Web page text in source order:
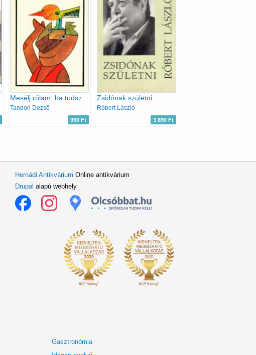
Mesélj rólam, ha tudsz
Tandori Dezső
990 Ft
Zsidónak születni
Róbert László
3 890 Ft
Hernádi Antikvárium Online antikvárium
Drupal alapú webhely
Gasztronómia